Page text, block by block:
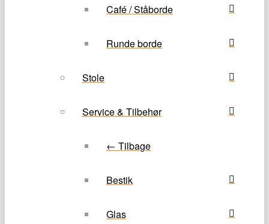
Café / Ståborde
Runde borde
Stole
Service & Tilbehør
← Tilbage
Bestik
Glas